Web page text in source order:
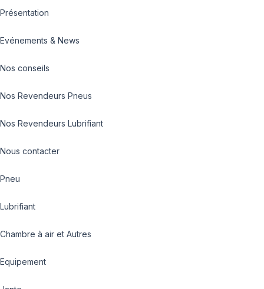
Présentation
Evénements & News
Nos conseils
Nos Revendeurs Pneus
Nos Revendeurs Lubrifiant
Nous contacter
Pneu
Lubrifiant
Chambre à air et Autres
Equipement